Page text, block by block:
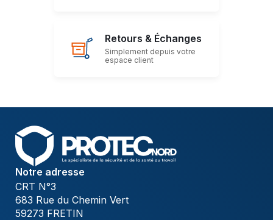
Retours & Échanges
Simplement depuis votre
espace client
Notre adresse
CRT N°3
683 Rue du Chemin Vert
59273 FRETIN